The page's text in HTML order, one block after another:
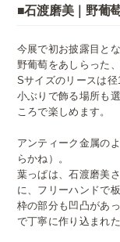
■石渡磨美｜野葡
今展で初お披露目と
野葡萄をあしらった
Sサイズのリースは径
小ぶりで飾る場所も
ころで楽しめます。
アンティーク金属の
らかね）。
葉っぱは、石渡磨美
に、フリーハンドで
枠の部分も凹凸があ
で丁寧に作り込まれた